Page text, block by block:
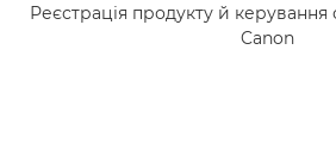
Реєстрація продукту й
Canon